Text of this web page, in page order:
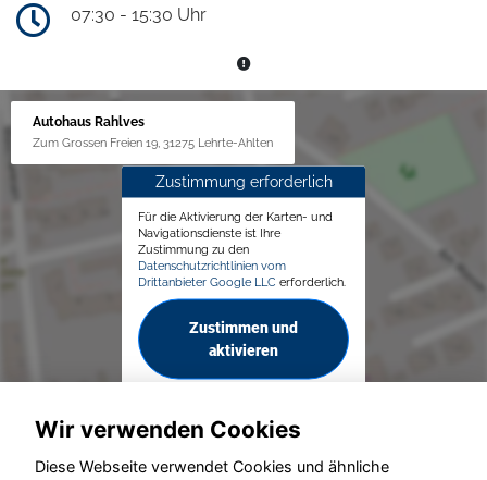
07:30 - 15:30 Uhr
Autohaus Rahlves
Zum Grossen Freien 19, 31275 Lehrte-Ahlten
Zustimmung erforderlich
Für die Aktivierung der Karten- und
Navigationsdienste ist Ihre
Zustimmung zu den
Datenschutzrichtlinien vom
Drittanbieter Google LLC erforderlich.
Zustimmen und
aktivieren
Wir verwenden Cookies
Diese Webseite verwendet Cookies und ähnliche